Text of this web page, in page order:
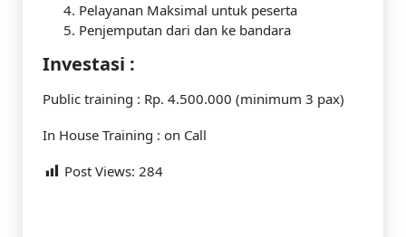
Pelayanan Maksimal untuk peserta
Penjemputan dari dan ke bandara
Investasi :
Public training : Rp. 4.500.000 (minimum 3 pax)
In House Training : on Call
Post Views: 284